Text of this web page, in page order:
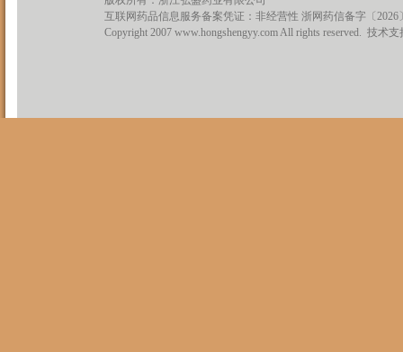
互联网药品信息服务备案凭证：非经营性 浙网药信备字〔2026
Copyright 2007 www.hongshengyy.com All rights reserved. 技术支